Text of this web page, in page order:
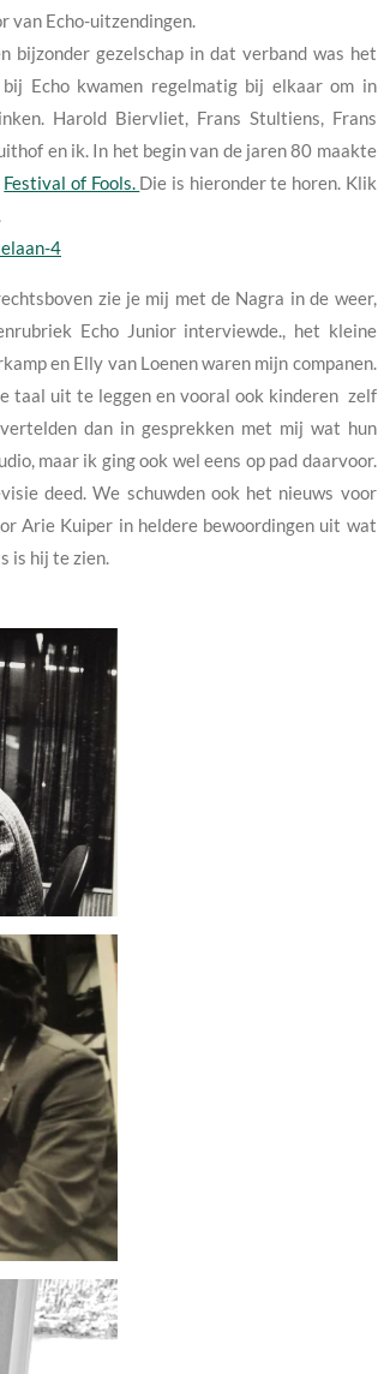
van Echo-uitzendingen.
bijzonder gezelschap in dat verband was het
Echo kwamen regelmatig bij elkaar om in
Harold Biervliet, Frans Stultiens, Frans
en ik. In het begin van de jaren 80 maakte
Festival of Fools. Die is hieronder te horen. Klik
4
zie je mij met de Nagra in de weer,
Echo Junior interviewde., het kleine
en Elly van Loenen waren mijn companen.
taal uit te leggen en vooral ook kinderen zelf
dan in gesprekken met mij wat hun
maar ik ging ook wel eens op pad daarvoor.
deed. We schuwden ook het nieuws voor
Arie Kuiper in heldere bewoordingen uit wat
is hij te zien.